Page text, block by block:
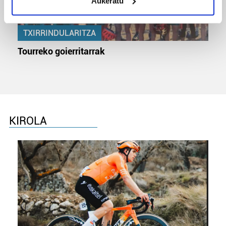
Identify your device by actively scanning it for
specific characteristics (fingerprinting)
Find out more about how your personal data is processed
and set your preferences in thedetails section.
produktuak garatzeko. Zure datuak nork eta zertarako
Bazkide batzuek ez dizute baimenik eskatzen, eta beren
interes komertzial legitimoetan babesten dira. Ikusi gure
bazkideen zerrenda, beren ustez zein helburutarako
duten interes legitimoa eta horren aurka nola egin
dezakezun ikusteko.
TXIRRINDULARITZA
Tourreko goierritarrak
KIROLA